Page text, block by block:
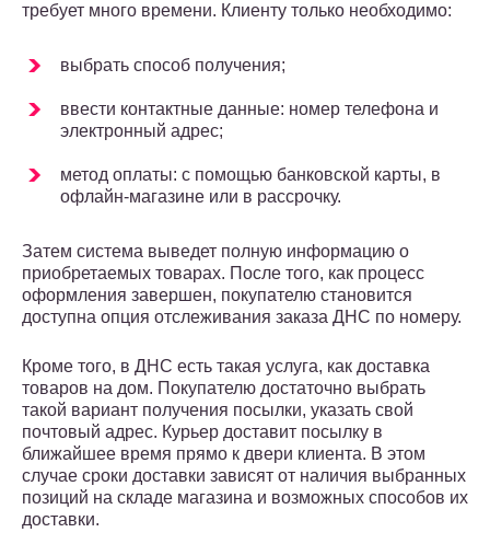
требует много времени. Клиенту только необходимо:
выбрать способ получения;
ввести контактные данные: номер телефона и
электронный адрес;
метод оплаты: с помощью банковской карты, в
офлайн-магазине или в рассрочку.
Затем система выведет полную информацию о
приобретаемых товарах. После того, как процесс
оформления завершен, покупателю становится
доступна опция отслеживания заказа ДНС по номеру.
Кроме того, в ДНС есть такая услуга, как доставка
товаров на дом. Покупателю достаточно выбрать
такой вариант получения посылки, указать свой
почтовый адрес. Курьер доставит посылку в
ближайшее время прямо к двери клиента. В этом
случае сроки доставки зависят от наличия выбранных
позиций на складе магазина и возможных способов их
доставки.